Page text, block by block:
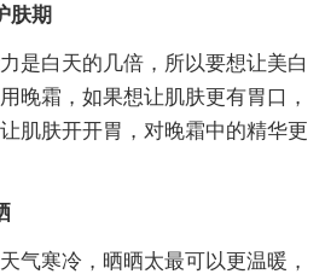
肤期
是白天的几倍，所以要想让美白
晚霜，如果想让肌肤更有胃口，
肌肤开开胃，对晚霜中的精华更
气寒冷，晒晒太最可以更温暖，